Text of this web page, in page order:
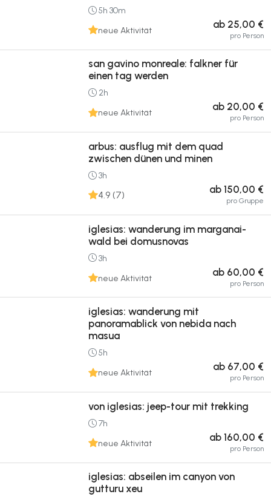
5h 30m
neue Aktivität
ab 25,00 €
pro Person
san gavino monreale: falkner für
einen tag werden
2h
neue Aktivität
ab 20,00 €
pro Person
arbus: ausflug mit dem quad
zwischen dünen und minen
3h
4.9 (7) ab 150,00 €
pro Gruppe
iglesias: wanderung im marganai-
wald bei domusnovas
3h
neue Aktivität
ab 60,00 €
pro Person
iglesias: wanderung mit
panoramablick von nebida nach
masua
5h
neue Aktivität
ab 67,00 €
pro Person
von iglesias: jeep-tour mit trekking
7h
neue Aktivität
ab 160,00 €
pro Person
iglesias: abseilen im canyon von
gutturu xeu